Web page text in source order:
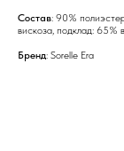
Состав: 90%
вискоза, подклад: 65%
Бренд: Sorelle Era